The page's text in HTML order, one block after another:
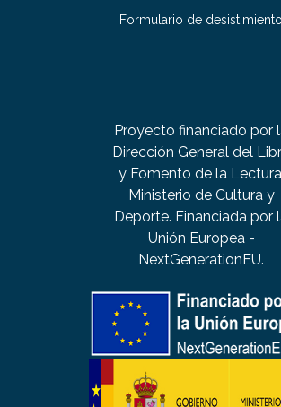
Formulario de desistimiento
Proyecto financiado por
Dirección General del
y Fomento de la
Ministerio de Cultura y
Deporte. Financiada por
Unión Europea -
NextGenerationEU.